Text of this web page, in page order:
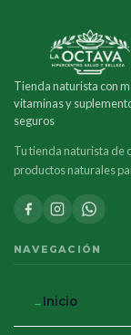
Tienda naturista con
vitaminas y
seguros
Tu tienda naturista de
productos naturales
NAVEGACIÓN
Inicio